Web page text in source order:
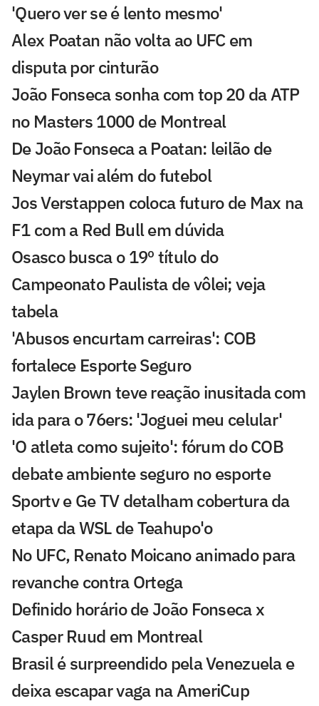
'Quero ver se é lento mesmo'
Alex Poatan não volta ao UFC em
disputa por cinturão
João Fonseca sonha com top 20 da ATP
no Masters 1000 de Montreal
De João Fonseca a Poatan: leilão de
Neymar vai além do futebol
Jos Verstappen coloca futuro de Max na
F1 com a Red Bull em dúvida
Osasco busca o 19º título do
Campeonato Paulista de vôlei; veja
tabela
'Abusos encurtam carreiras': COB
fortalece Esporte Seguro
Jaylen Brown teve reação inusitada com
ida para o 76ers: 'Joguei meu celular'
'O atleta como sujeito': fórum do COB
debate ambiente seguro no esporte
Sportv e Ge TV detalham cobertura da
etapa da WSL de Teahupo'o
No UFC, Renato Moicano animado para
revanche contra Ortega
Definido horário de João Fonseca x
Casper Ruud em Montreal
Brasil é surpreendido pela Venezuela e
deixa escapar vaga na AmeriCup